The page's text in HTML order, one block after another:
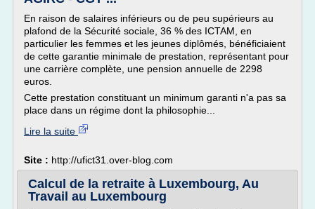
En raison de salaires inférieurs ou de peu supérieurs au
plafond de la Sécurité sociale, 36 % des ICTAM, en
particulier les femmes et les jeunes diplômés, bénéficiaient
de cette garantie minimale de prestation, représentant pour
une carrière complète, une pension annuelle de 2298
euros.
Cette prestation constituant un minimum garanti n'a pas sa
place dans un régime dont la philosophie...
Lire la suite
Site : http://ufict31.over-blog.com
Calcul de la retraite à Luxembourg, Au
Travail au Luxembourg